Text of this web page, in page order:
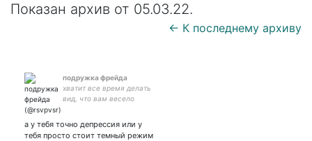
Показан архив от 05.03.22.
← К последнему архиву
подружка фрейда
хватит все время делать
вид, что вам весело
а у тебя точно депрессия или у
тебя просто стоит темный режим